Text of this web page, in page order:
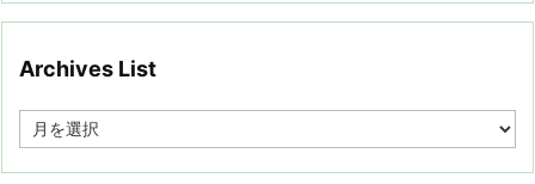
Archives List